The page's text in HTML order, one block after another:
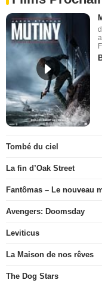
Tombé du ciel
La fin d’Oak Street
Fantômas – Le nouveau
Avengers: Doomsday
Leviticus
La Maison de nos rêves
The Dog Stars